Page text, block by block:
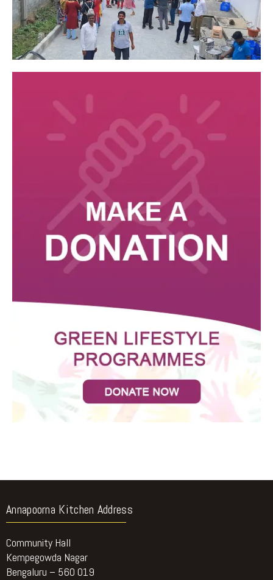
Annapoorna Kitchen Address
Community Hall
Kempegowda Nagar
Bengaluru – 560 019